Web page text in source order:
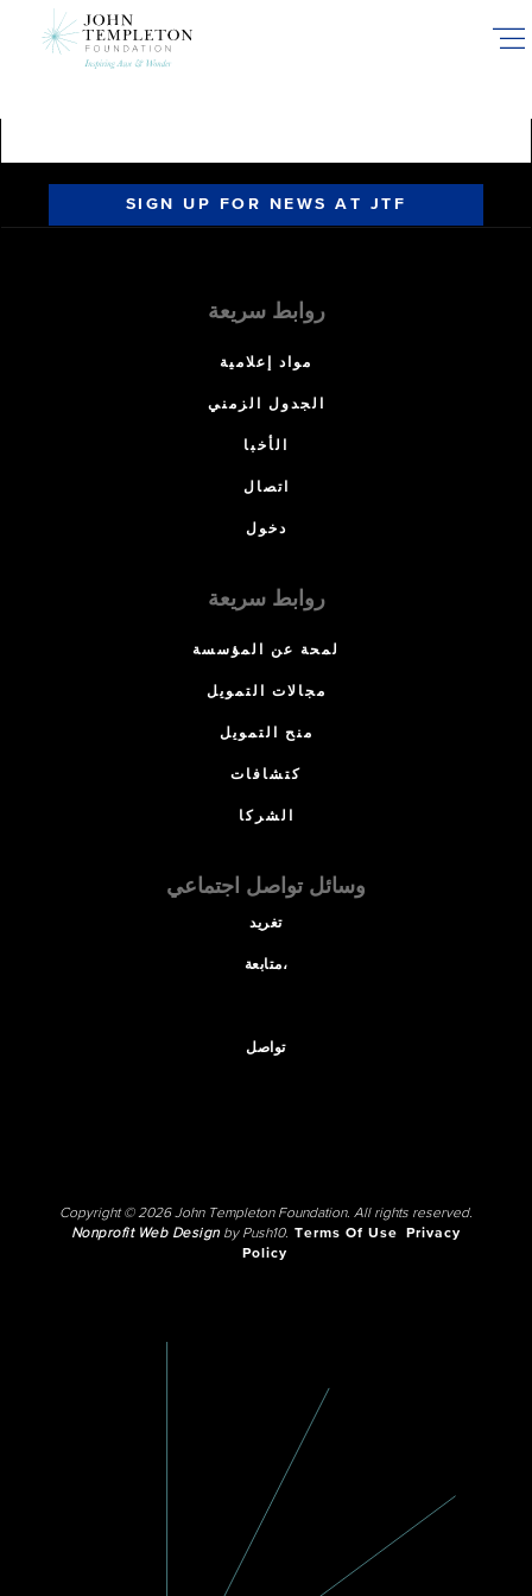
SIGN UP FOR NEWS AT JTF
روابط سريعة
مواد إعلامية
الجدول الزمني
الأخبا
اتصال
دخول
روابط سريعة
لمحة عن المؤسسة
مجالات التمويل
منح التمويل
كتشافات
الشركا
وسائل تواصل اجتماعي
تغريد
متابعة،
تواصل
Copyright © 2026 John Templeton Foundation. All rights reserved.
Nonprofit Web Designby Push10. Terms Of Use
Privacy
Policy